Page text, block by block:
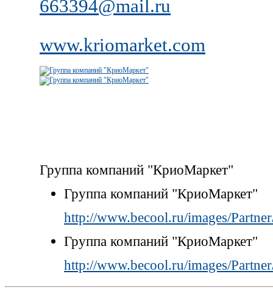
663394@mail.ru
www.kriomarket.com
Группа компаний "КриоМаркет"
Группа компаний "КриоМаркет"
http://www.becool.ru/images/
Группа компаний "КриоМаркет"
http://www.becool.ru/images/